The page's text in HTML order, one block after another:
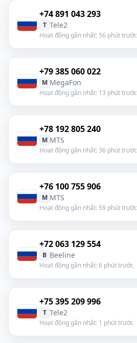
+74 891 043 293
T Tele2
Hoạt động gần nhất: 56 phút trước
+79 385 060 022
M MegaFon
Hoạt động gần nhất: 13 phút trước
+78 192 805 240
M MTS
Hoạt động gần nhất: 36 phút trước
+76 100 755 906
M MTS
Hoạt động gần nhất: 59 phút trước
+72 063 129 554
B Beeline
Hoạt động gần nhất: 6 phút trước
+75 395 209 996
T Tele2
Hoạt động gần nhất: 1 phút trước